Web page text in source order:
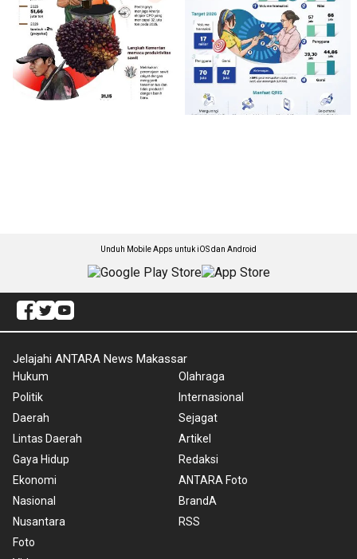
Unduh Mobile Apps untuk iOS dan Android
Jelajahi ANTARA News Makassar
Hukum
Politik
Daerah
Lintas Daerah
Gaya Hidup
Ekonomi
Nasional
Nusantara
Foto
Olahraga
Internasional
Sejagat
Artikel
Redaksi
ANTARA Foto
BrandA
RSS